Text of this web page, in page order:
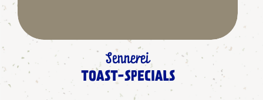
Sennerei
TOAST-SPECIALS